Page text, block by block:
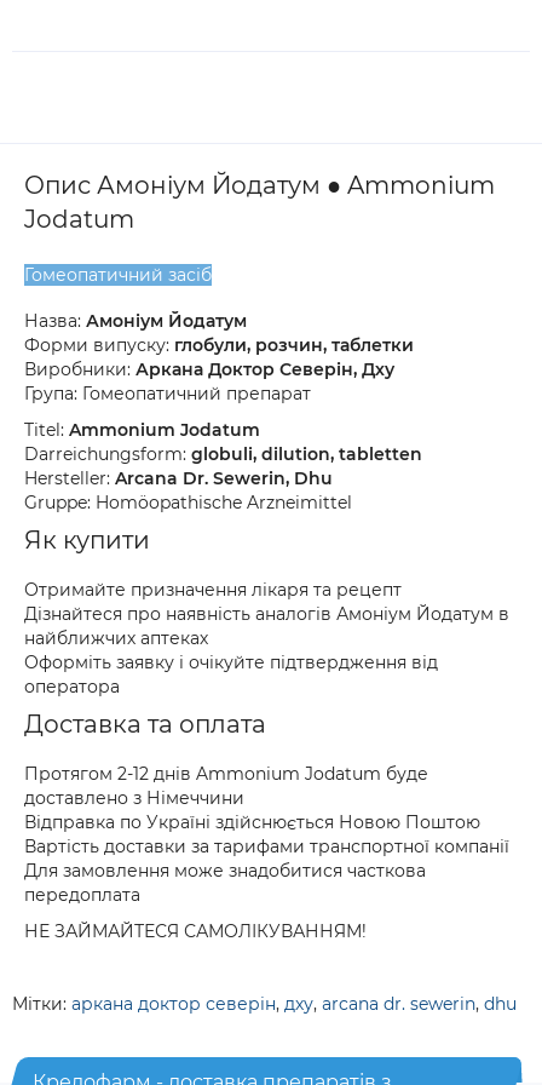
Опис Амоніум Йодатум ● Ammonium
Jodatum
Гомеопатичний засіб
Назва: Амоніум Йодатум
Форми випуску: глобули, розчин, таблетки
Виробники: Аркана Доктор Северін, Дху
Група: Гомеопатичний препарат
Titel: Ammonium Jodatum
Darreichungsform: globuli, dilution, tabletten
Hersteller: Arcana Dr. Sewerin, Dhu
Gruppe: Homöopathische Arzneimittel
Як купити
Отримайте призначення лікаря та рецепт
Дізнайтеся про наявність аналогів Амоніум Йодатум в
найближчих аптеках
Оформіть заявку і очікуйте підтвердження від
оператора
Доставка та оплата
Протягом 2-12 днів Ammonium Jodatum буде
доставлено з Німеччини
Відправка по Україні здійснюється Новою Поштою
Вартість доставки за тарифами транспортної компанії
Для замовлення може знадобитися часткова
передоплата
НЕ ЗАЙМАЙТЕСЯ САМОЛІКУВАННЯМ!
Мітки: аркана доктор северін, дху, arcana dr. sewerin, dhu